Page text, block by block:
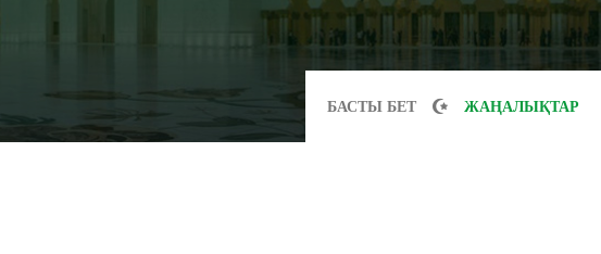
БАСТЫ БЕТ ЖАҢАЛЫҚТАР